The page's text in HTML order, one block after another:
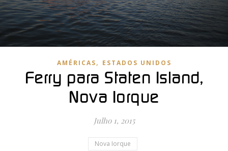
AMÉRICAS, ESTADOS UNIDOS
Ferry para Staten Island,
Nova Iorque
Julho 1, 2015
Nova Iorque